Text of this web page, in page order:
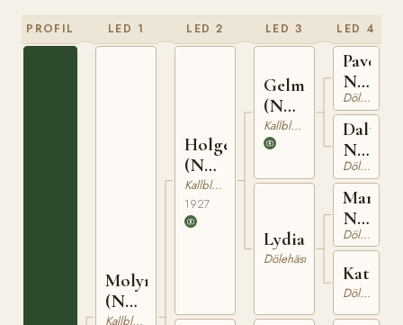
PROFIL LED 1
Molyn
(NO)
Kallblodig Travare
LED 2
Holger
(NO)
T-140
Kallblodig Travare
1927
LED 3
Gelmin
(NO)
T-73Kallblodig Travare
Lydia
Dölehäst
LED 4
Paven
N
1027
Dölehäst
N
5645
Dölehäst
N
829
Dölehäst
Katta
Dölehäst